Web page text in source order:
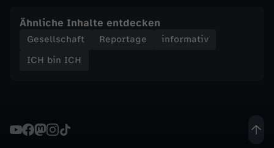
m
h
Ähnliche Inhalte entdecken
Gesellschaft Reportage
informativ
ICH bin ICH